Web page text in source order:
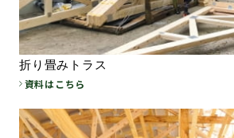
折り畳みトラス
資料はこちら